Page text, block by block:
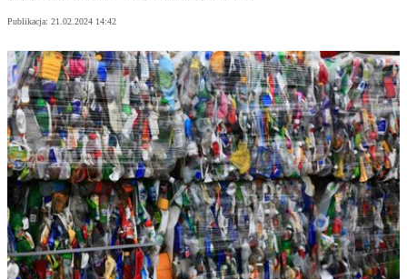
Publikacja: 21.02.2024 14:42